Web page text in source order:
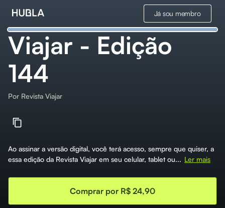
Já sou membro
Viajar - Edição
144
Por Revista Viajar
Ao assinar a versão digital, você terá acesso, sempre que quiser, a
essa edição da Revista Viajar em seu celular, tablet ou... Ler mais
Comprar por R$ 24,90